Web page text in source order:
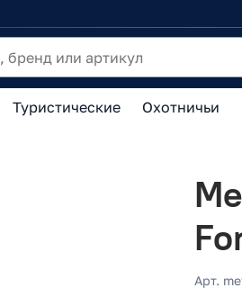
Туристические Охотничьи
Арт.